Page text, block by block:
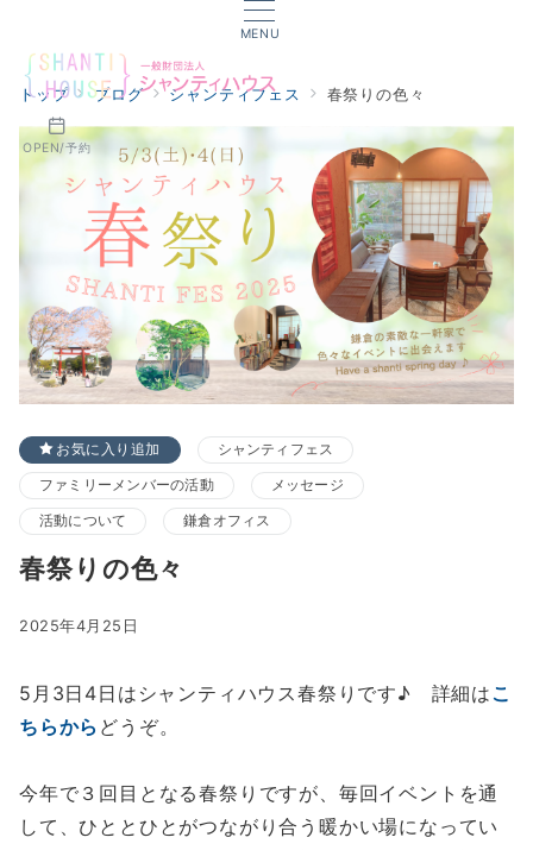
MENU
OPEN/予約
トップ ブログ シャンティフェス 春祭りの色々
お気に入り追加 シャンティフェス
ファミリーメンバーの活動 メッセージ
活動について 鎌倉オフィス
春祭りの色々
2025年4月25日
5月3日4日はシャンティハウス春祭りです♪ 詳細はこ
ちらから どうぞ。
今年で３回目となる春祭りですが、毎回イベントを通
して、ひととひとがつながり合う暖かい場になってい